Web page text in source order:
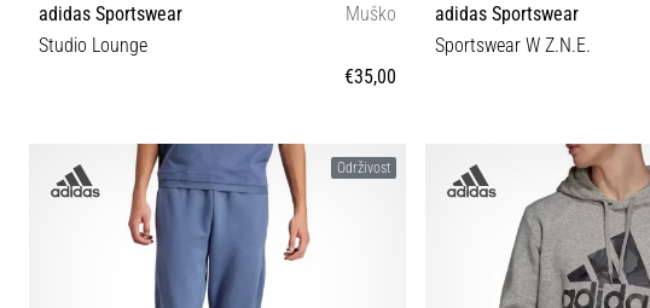
adidas Sportswear
Muško
Studio Lounge
€35,00
adidas Sportswear
Sportswear W Z.N.E.
S
Održivost